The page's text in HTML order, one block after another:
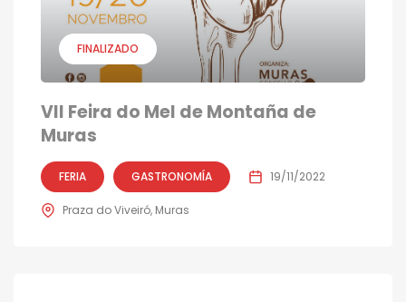
FINALIZADO
VII Feira do Mel de Montaña de
Muras
FERIA GASTRONOMÍA 19/11/2022
Praza do Viveiró, Muras